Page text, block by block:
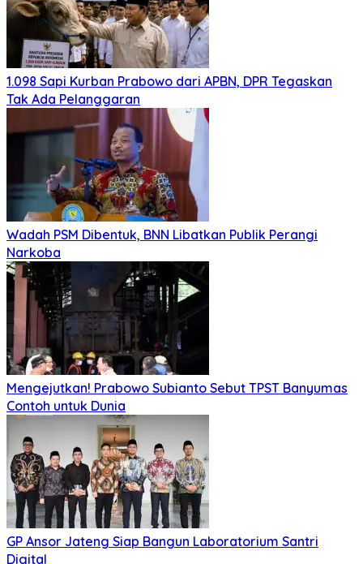
1.098 Sapi Kurban Prabowo dari APBN, DPR Tegaskan
Tak Ada Pelanggaran
Wadah PSM Dibentuk, BNN Libatkan Publik Perangi
Narkoba
Mengejutkan! Prabowo Subianto Sebut TPST Banyumas
Contoh untuk Dunia
GP Ansor Jateng Siap Bangun Laboratorium Santri
Digital